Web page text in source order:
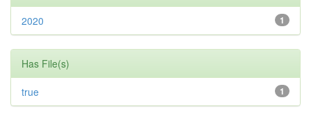
1
2020
Has File(s)
1
true